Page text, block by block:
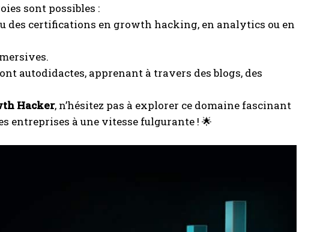
sont possibles :
des certifications en growth hacking, en analytics ou en
autodidactes, apprenant à travers des blogs, des
Hacker, n’hésitez pas à explorer ce domaine fascinant
entreprises à une vitesse fulgurante ! 🌟